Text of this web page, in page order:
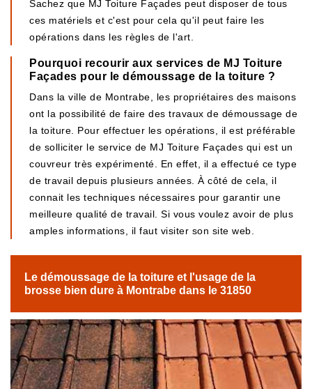
Sachez que MJ Toiture Façades peut disposer de tous
ces matériels et c'est pour cela qu'il peut faire les
opérations dans les règles de l'art.
Pourquoi recourir aux services de MJ Toiture
Façades pour le démoussage de la toiture ?
Dans la ville de Montrabe, les propriétaires des maisons
ont la possibilité de faire des travaux de démoussage de
la toiture. Pour effectuer les opérations, il est préférable
de solliciter le service de MJ Toiture Façades qui est un
couvreur très expérimenté. En effet, il a effectué ce type
de travail depuis plusieurs années. À côté de cela, il
connait les techniques nécessaires pour garantir une
meilleure qualité de travail. Si vous voulez avoir de plus
amples informations, il faut visiter son site web.
Le démoussage de la toiture et l'usage de la
brosse bien dure à Montrabe dans le 31850